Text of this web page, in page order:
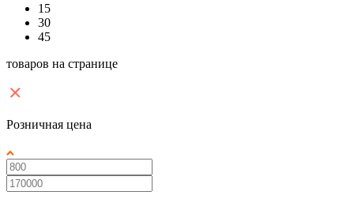
15
30
45
товаров на странице
Розничная цена